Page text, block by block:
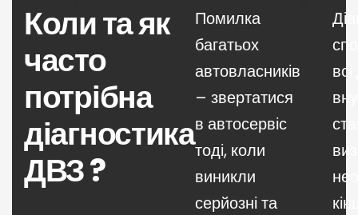
Коли та як
часто
потрібна
діагностика
ДВЗ ?
Помилка
багатьох
автовласників
– звертатися
в автосервіс
тоді, коли
виникли
серйозні та